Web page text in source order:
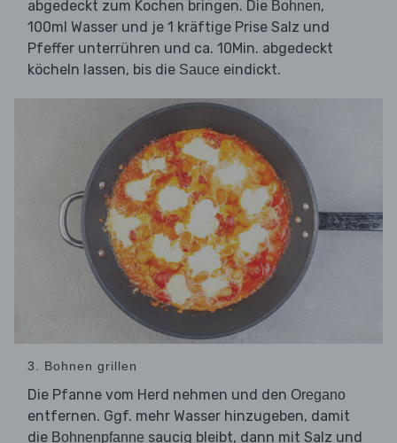
abgedeckt zum Kochen bringen. Die Bohnen,
100ml Wasser und je 1 kräftige Prise Salz und
Pfeffer unterrühren und ca. 10Min. abgedeckt
köcheln lassen, bis die Sauce eindickt.
3. Bohnen grillen
Die Pfanne vom Herd nehmen und den Oregano
entfernen. Ggf. mehr Wasser hinzugeben, damit
die Bohnenpfanne saucig bleibt, dann mit Salz und